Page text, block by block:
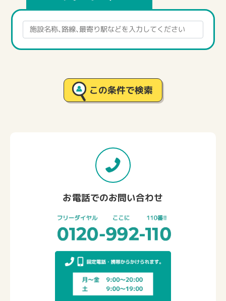
この条件で検索
お電話でのお問い合わせ